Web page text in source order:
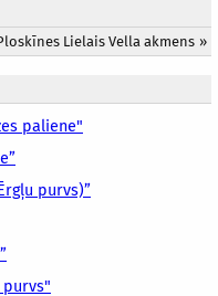
Lielais Vella akmens »
paliene"
purvs)”
purvs"